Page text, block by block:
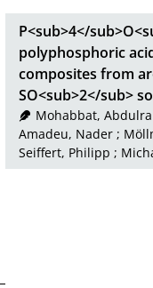
P<sub>4</
polyphosphoric
composites from
SO<sub>2</sub>
Mohabbat,
Amadeu, Nader ;
Seiffert, Philipp ;